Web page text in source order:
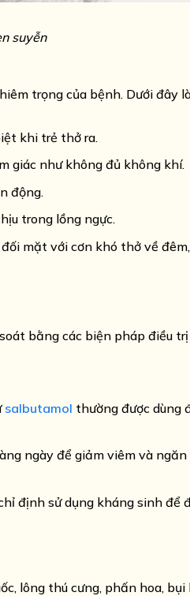
suyễn
trọng của bệnh. Dưới đây
khi trẻ thở ra.
giác như không đủ không khí.
động.
trong lồng ngực.
mặt với cơn khó thở về
bằng các biện pháp điều
salbutamol thường được dùng
ngày để giảm viêm và
định sử dụng kháng sinh để
lông thú cưng, phấn hoa,